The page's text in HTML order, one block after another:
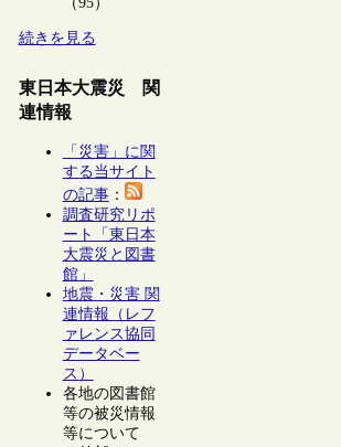
続きを見る
東日本大震災 関
連情報
「災害」に関
する当サイト
の記事：
調査研究リポ
ート「東日本
大震災と図書
館」
地震・災害 関
連情報（レフ
ァレンス協同
データベー
ス）
各地の図書館
等の被災情報
等について